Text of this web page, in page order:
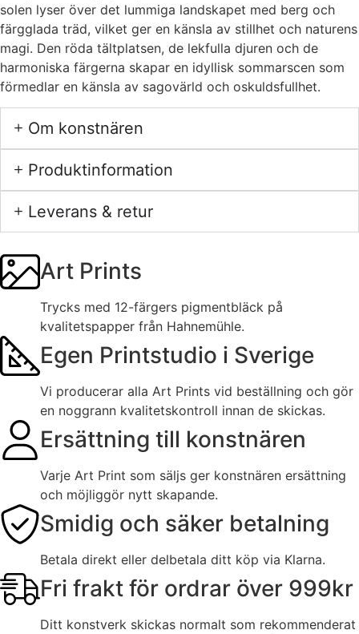
solen lyser över det lummiga landskapet med berg och
färgglada träd, vilket ger en känsla av stillhet och naturens
magi. Den röda tältplatsen, de lekfulla djuren och de
harmoniska färgerna skapar en idyllisk sommarscen som
förmedlar en känsla av sagovärld och oskuldsfullhet.
Om konstnären
Produktinformation
Leverans & retur
Art Prints
Trycks med 12-färgers pigmentbläck på
kvalitetspapper från Hahnemühle.
Egen Printstudio i Sverige
Vi producerar alla Art Prints vid beställning och gör
en noggrann kvalitetskontroll innan de skickas.
Ersättning till konstnären
Varje Art Print som säljs ger konstnären ersättning
och möjliggör nytt skapande.
Smidig och säker betalning
Betala direkt eller delbetala ditt köp via Klarna.
Fri frakt för ordrar över 999kr
Ditt konstverk skickas normalt som rekommenderat